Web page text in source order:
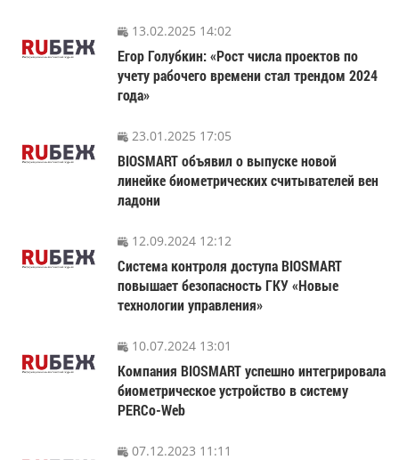
13.02.2025 14:02
Егор Голубкин: «Рост числа проектов по
учету рабочего времени стал трендом 2024
года»
23.01.2025 17:05
BIOSMART объявил о выпуске новой
линейке биометрических считывателей вен
ладони
12.09.2024 12:12
Система контроля доступа BIOSMART
повышает безопасность ГКУ «Новые
технологии управления»
10.07.2024 13:01
Компания BIOSMART успешно интегрировала
биометрическое устройство в систему
PERCo-Web
07.12.2023 11:11